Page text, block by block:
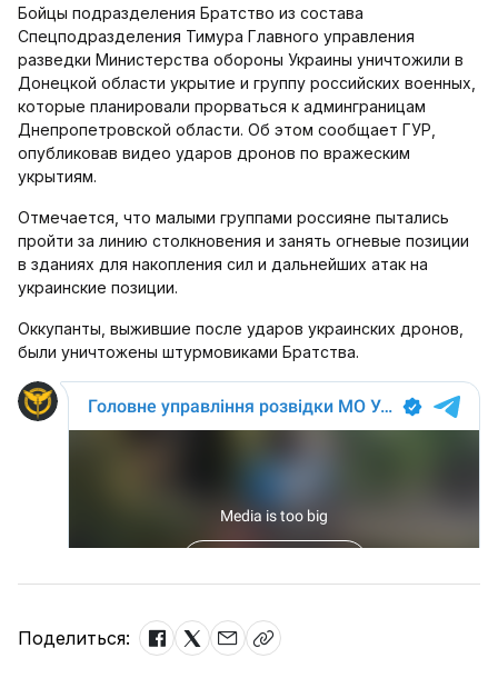
Бойцы подразделения Братство из состава
Спецподразделения Тимура Главного управления
разведки Министерства обороны Украины уничтожили в
Донецкой области укрытие и группу российских военных,
которые планировали прорваться к админграницам
Днепропетровской области. Об этом сообщает ГУР,
опубликовав видео ударов дронов по вражеским
укрытиям.
Отмечается, что малыми группами россияне пытались
пройти за линию столкновения и занять огневые позиции
в зданиях для накопления сил и дальнейших атак на
украинские позиции.
Оккупанты, выжившие после ударов украинских дронов,
были уничтожены штурмовиками Братства.
Поделиться: